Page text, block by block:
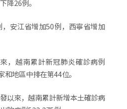
降26例。
安江省增加50例，西寧省增加
，越南累計新冠肺炎確診病例
地區中排在第44位。
以來，越南累計新增本土確診病